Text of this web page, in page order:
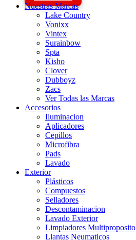
Nuestras Marcas
Lake Country
Vonixx
Vintex
Surainbow
Spta
Kisho
Clover
Dubboyz
Zacs
Ver Todas las Marcas
Accesorios
Iluminacion
Aplicadores
Cepillos
Microfibra
Pads
Lavado
Exterior
Plásticos
Compuestos
Selladores
Descontaminacion
Lavado Exterior
Limpiadores Multiproposito
Llantas Neumaticos